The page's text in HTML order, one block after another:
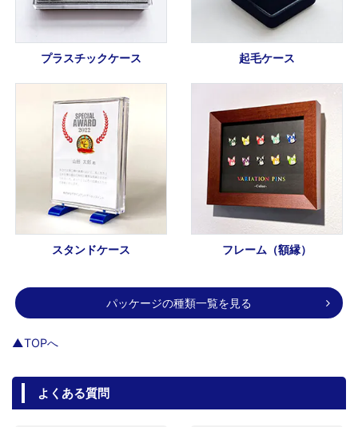
プラスチックケース 起毛ケース
スタンドケース フレーム（額縁）
パッケージの種類一覧を見る
▲TOPへ
よくある質問